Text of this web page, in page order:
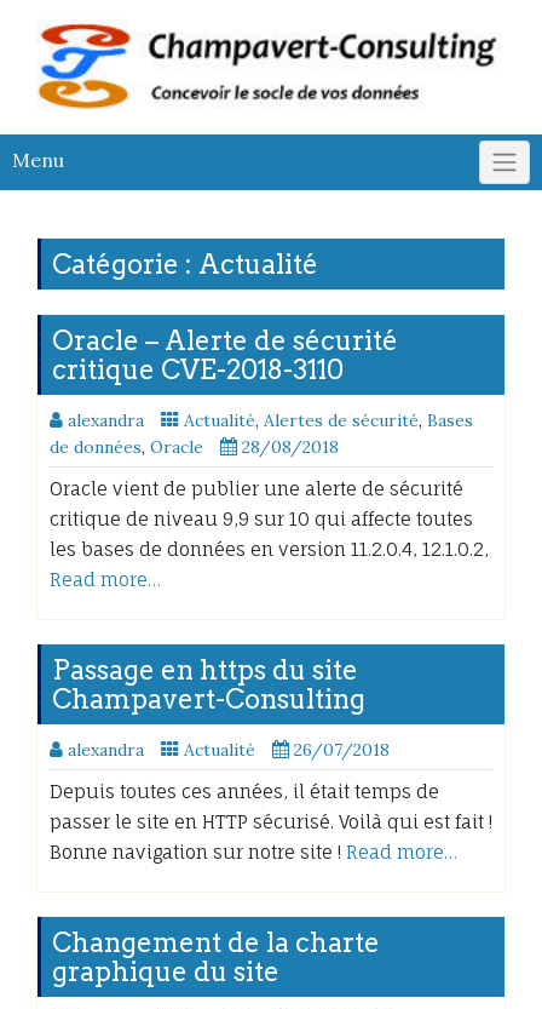
content
Menu
Catégorie : Actualité
Oracle – Alerte de sécurité
critique CVE-2018-3110
alexandra Actualité, Alertes de sécurité, Bases
de données, Oracle 28/08/2018
Oracle vient de publier une alerte de sécurité
critique de niveau 9,9 sur 10 qui affecte toutes
les bases de données en version 11.2.0.4, 12.1.0.2,
Read more…
Passage en https du site
Champavert-Consulting
alexandra Actualité 26/07/2018
Depuis toutes ces années, il était temps de
passer le site en HTTP sécurisé. Voilà qui est fait !
Bonne navigation sur notre site ! Read more…
Changement de la charte
graphique du site